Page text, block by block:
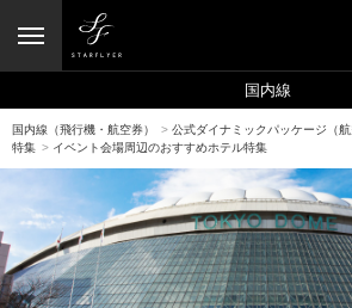
国内線（飛行機・航空券） > 公式ダイナミックパッケージ（航
特集 > イベント会場周辺のおすすめホテル特集
国内線